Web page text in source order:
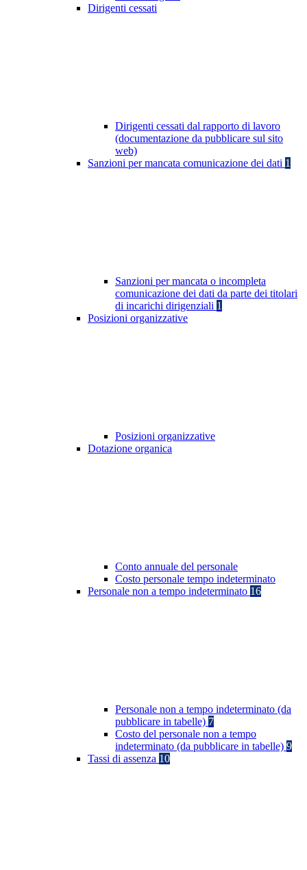
Dirigenti cessati
Dirigenti cessati dal rapporto di lavoro
(documentazione da pubblicare sul sito
web)
Sanzioni per mancata comunicazione dei dati 1
Sanzioni per mancata o incompleta
comunicazione dei dati da parte dei titolari
di incarichi dirigenziali 1
Posizioni organizzative
Posizioni organizzative
Dotazione organica
Conto annuale del personale
Costo personale tempo indeterminato
Personale non a tempo indeterminato 16
Personale non a tempo indeterminato (da
pubblicare in tabelle) 7
Costo del personale non a tempo
indeterminato (da pubblicare in tabelle) 9
Tassi di assenza 10